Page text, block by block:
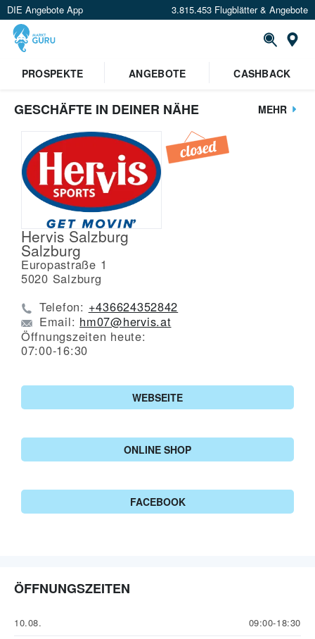
DIE Angebote App 3.815.453 Flugblätter & Angebote
PROSPEKTE
ANGEBOTE CASHBACK
GESCHÄFTE IN DEINER NÄHE MEHR
Hervis Salzburg
Salzburg
Europastraße 1
5020 Salzburg
Telefon: +436624352842
Email: hm07@hervis.at
Öffnungszeiten heute:
07:00-16:30
WEBSEITE
ONLINE SHOP
FACEBOOK
ÖFFNUNGSZEITEN
10.08.
09:00-18:30